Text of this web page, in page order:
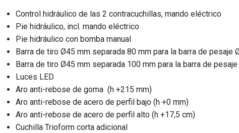
Control hidráulico de las 2 contracuchillas, mando eléctrico
Pie hidráulico, incl. mando eléctrico
Pie hidráulico con bomba manual
Barra de tiro Ø45 mm separada 80 mm para la barra de pesaje
Barra de tiro Ø45 mm separada 100 mm para la barra de
Luces LED
Aro anti-rebose de goma (h +215 mm)
Aro anti-rebose de acero de perfil bajo (h +0 mm)
Aro anti-rebose de acero de perfil alto (h +17,5 cm)
Cuchilla Trioform corta adicional